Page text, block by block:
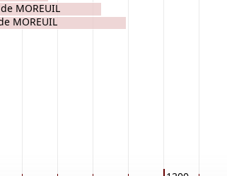
MOREUIL
MOREUIL